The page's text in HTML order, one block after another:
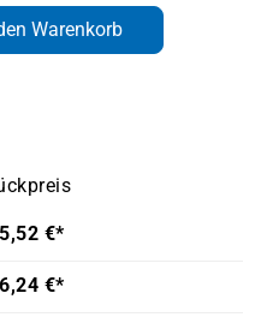
gewünschten
Warenkorb
€*
€*